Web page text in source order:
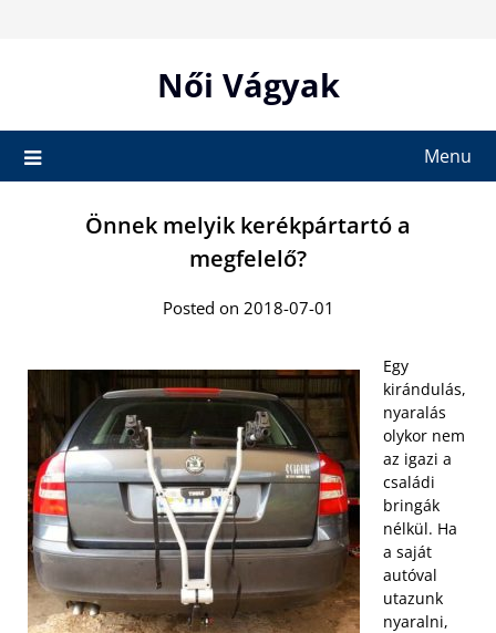
Női Vágyak
Menu
Önnek melyik kerékpártartó a
megfelelő?
Posted on 2018-07-01
Egy
kirándulás,
nyaralás
olykor nem
az igazi a
családi
bringák
nélkül. Ha
a saját
autóval
utazunk
nyaralni,